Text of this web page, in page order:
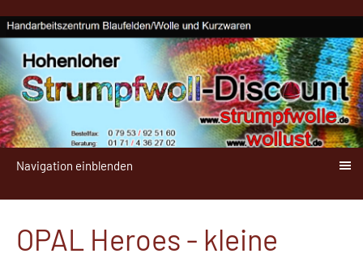
Navigation einblenden
OPAL Heroes - kleine